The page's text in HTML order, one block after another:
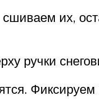
их,
ручки
Фиксируем